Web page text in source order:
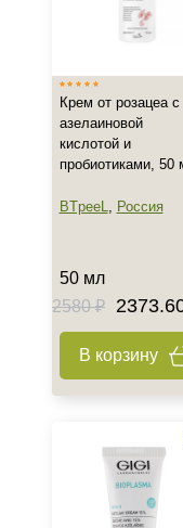
Время применения
Ежедневный
Для женщин
Пилинг
Форма выпуска
Флакон
Крем от розацеа с
азелаиновой
кислотой и
пробиотиками, 50
BTpeeL, Россия
50 мл
2580 ₽
В корзину